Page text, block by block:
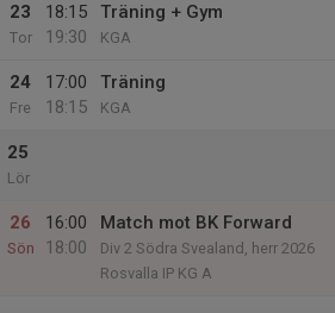
23
Tor
18:15
19:30
Träning + Gym
KGA
24
Fre
17:00
18:15
Träning
KGA
25
Lör
26
Sön
16:00
18:00
Match mot BK Forward
Div 2 Södra Svealand, herr 2026
Rosvalla IP KG A